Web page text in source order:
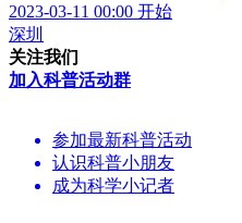
2023-03-11 00:00 开始
深圳
关注我们
加入科普活动群
参加最新科普活动
认识科普小朋友
成为科学小记者